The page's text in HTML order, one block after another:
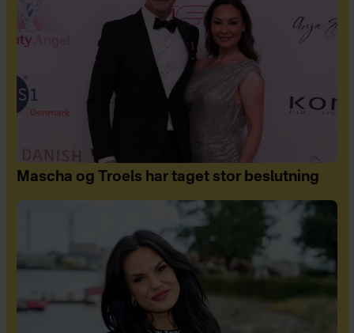
Mascha og Troels har taget stor beslutning